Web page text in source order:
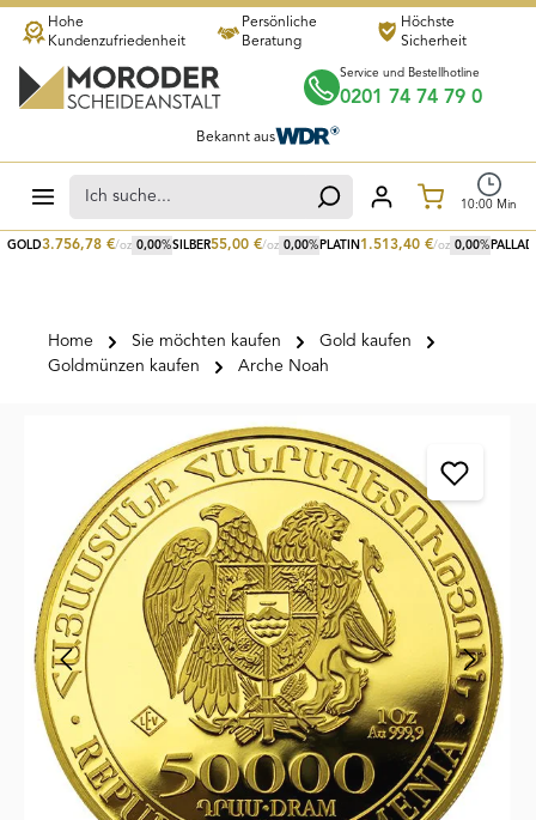
Zum Hauptinhalt springen
GOLD3.756,78 €/oz 0,00%SILBER55,00 €/oz 0,00% PLATIN 1.513,40 €/oz 0,00%
Hohe
Kundenzufriedenheit
Persönliche
Beratung
Höchste
Sicherheit
Service und Bestellhotline
0201 74 74 79 0
Bekannt aus
10:00 Min
Home Sie möchten kaufen
Gold kaufen
Goldmünzen kaufen
Arche Noah
Bildergalerie überspringen